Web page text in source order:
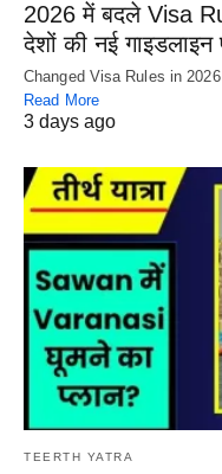
2026 में बदले Visa
देशों की नई
Changed Visa Rules in
Read More
3 days ago
TEERTH YATRA